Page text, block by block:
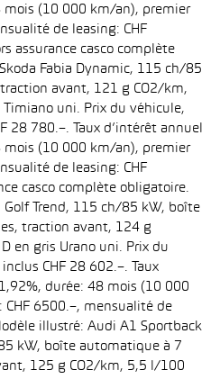
mois (10 000 km/an), premier
de leasing: CHF
assurance casco complète
Fabia Dynamic, 115 ch/85
avant, 121 g CO2/km,
uni. Prix du véhicule,
28 780.–. Taux d’intérêt annuel
mois (10 000 km/an), premier
de leasing: CHF
casco complète obligatoire.
Trend, 115 ch/85 kW, boîte
traction avant, 124 g
en gris Urano uni. Prix du
CHF 28 602.–. Taux
durée: 48 mois (10 000
6500.–, mensualité de
illustré: Audi A1 Sportback
kW, boîte automatique à 7
125 g CO2/km, 5,5 l/100